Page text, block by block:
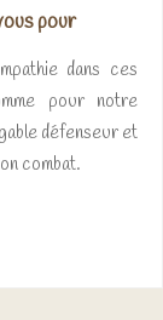
dans ces
pour notre
défenseur et
combat.
pour